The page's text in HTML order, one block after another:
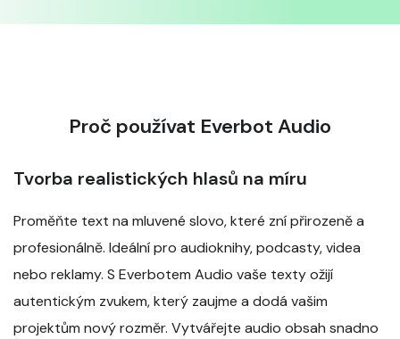
Proč používat Everbot Audio
Tvorba realistických hlasů na míru
Proměňte text na mluvené slovo, které zní přirozeně a
profesionálně. Ideální pro audioknihy, podcasty, videa
nebo reklamy. S Everbotem Audio vaše texty ožijí
autentickým zvukem, který zaujme a dodá vašim
projektům nový rozměr. Vytvářejte audio obsah snadno